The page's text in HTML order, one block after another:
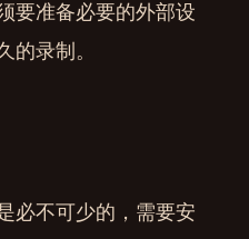
要准备必要的外部设
的录制。
必不可少的，需要安